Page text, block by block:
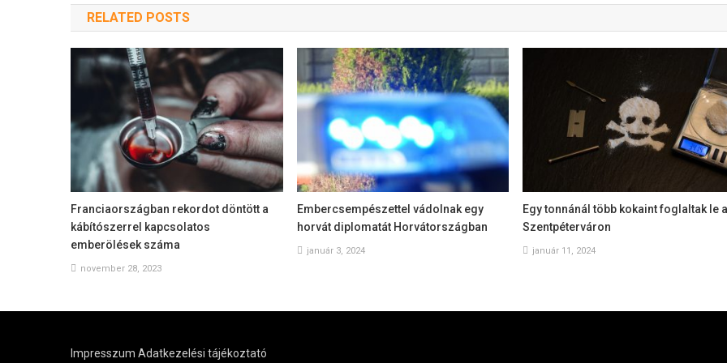
RELATED POSTS
Franciaországban rekordot döntött a
kábítószerrel kapcsolatos
emberölések száma
november 28, 2023
Embercsempészettel vádolnak egy
horvát diplomatát Horvátországban
január 3, 2024
Egy tonnánál több kokaint foglaltak le
Szentpéterváron
január 11, 2024
Impresszum Adatkezelési tájékoztató